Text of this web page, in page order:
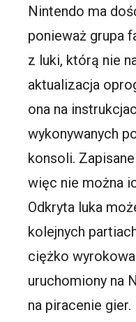
Nintendo ma
ponieważ grupa
z luki, którą nie
aktualizacja
ona na
wykonywanych
konsoli.
więc nie można
Odkryta luka
kolejnych
ciężko
uruchomiony na
na piracenie